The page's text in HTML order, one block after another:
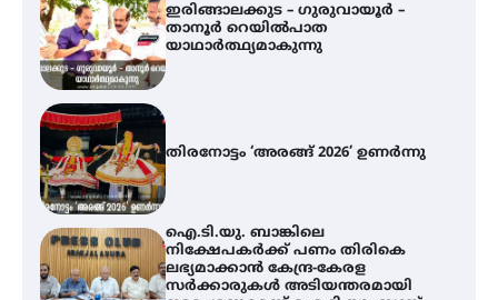
ഇരിങ്ങാലക്കുട – ഗുരുവായൂർ –
താനൂർ റെയിൽപാത
യാഥാർത്ഥ്യമാകുന്നു
തിരനോട്ടം ‘അരങ്ങ് 2026’ ഉണർന്നു
ഐ.ടി.യു. ബാങ്കിലെ
നിക്ഷേപകർക്ക് പണം തിരികെ
ലഭ്യമാക്കാൻ കേന്ദ്ര-കേരള
സർക്കാരുകൾ അടിയന്തരമായി